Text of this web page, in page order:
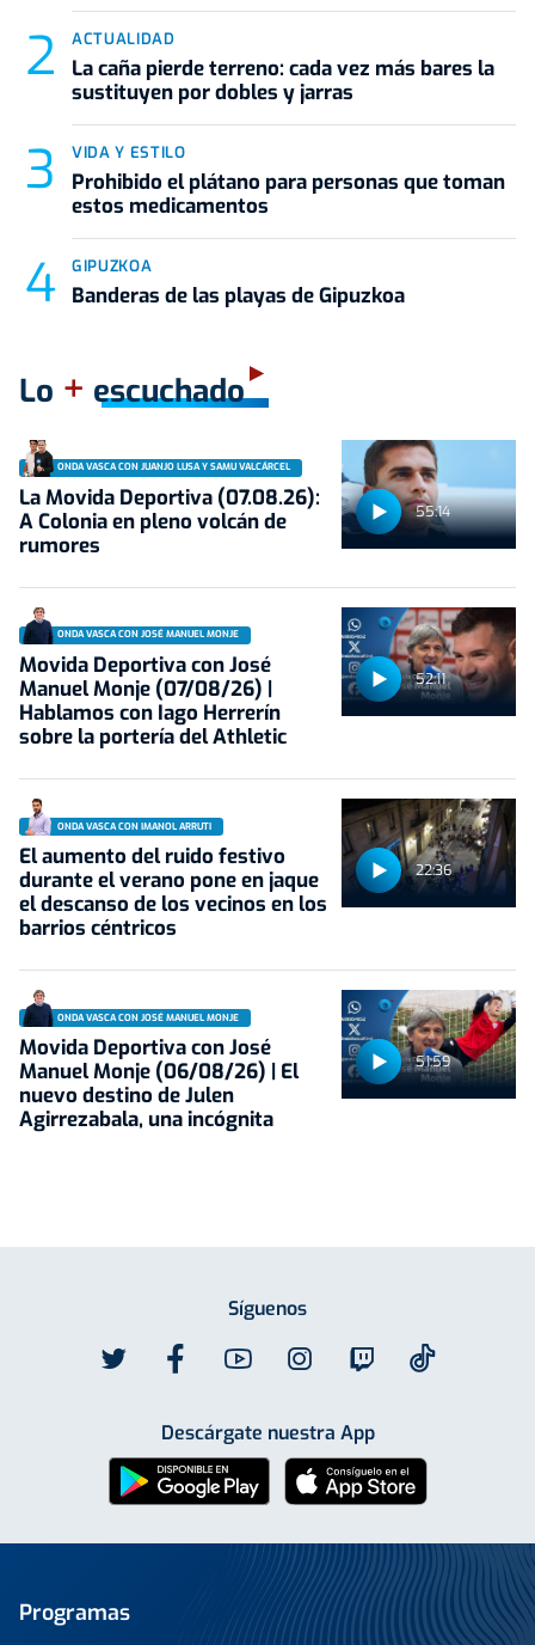
ACTUALIDAD
La caña pierde terreno: cada vez más bares la
sustituyen por dobles y jarras
VIDA Y ESTILO
Prohibido el plátano para personas que toman
estos medicamentos
GIPUZKOA
Banderas de las playas de Gipuzkoa
Lo + escuchado
55:14
ONDA VASCA CON JUANJO LUSA Y SAMU VALCÁRCEL
La Movida Deportiva (07.08.26):
A Colonia en pleno volcán de
rumores
52:11
ONDA VASCA CON JOSÉ MANUEL MONJE
Movida Deportiva con José
Manuel Monje (07/08/26) |
Hablamos con Iago Herrerín
sobre la portería del Athletic
22:36
ONDA VASCA CON IMANOL ARRUTI
El aumento del ruido festivo
durante el verano pone en jaque
el descanso de los vecinos en los
barrios céntricos
51:59
ONDA VASCA CON JOSÉ MANUEL MONJE
Movida Deportiva con José
Manuel Monje (06/08/26) | El
nuevo destino de Julen
Agirrezabala, una incógnita
Síguenos
Descárgate nuestra App
Programas